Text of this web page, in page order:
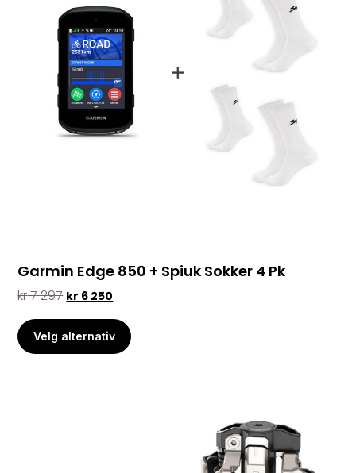
Garmin Edge 850 + Spiuk Sokker 4 Pk
kr7 297 kr 6 250
Velg alternativ